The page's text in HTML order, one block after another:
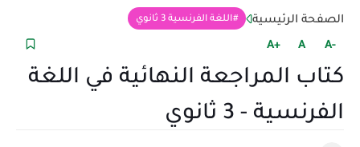
الصفحة الرئيسية اللغة الفرنسية 3 ثانوي
+A A -A
كتاب المراجعة النهائية في اللغة
الفرنسية - 3 ثانوي